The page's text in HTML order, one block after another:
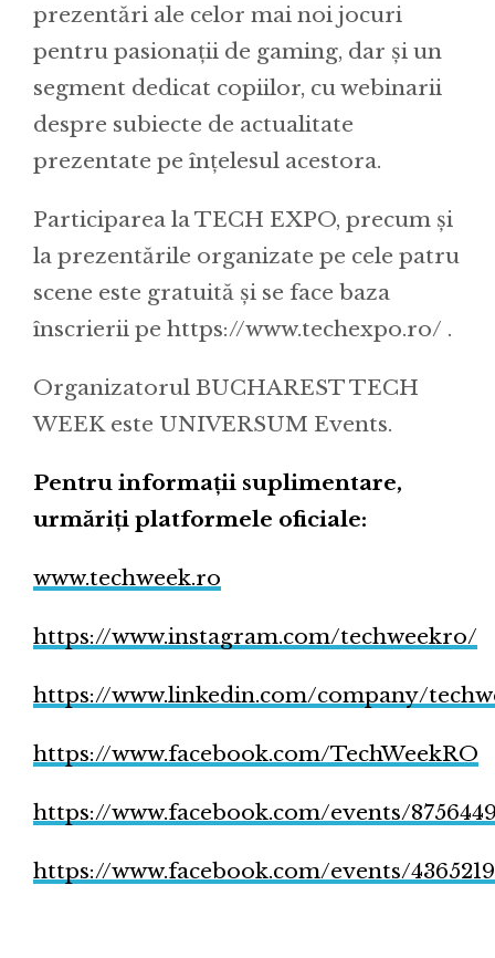
prezentări ale celor mai noi jocuri
pentru pasionații de gaming, dar și un
segment dedicat copiilor, cu webinarii
despre subiecte de actualitate
prezentate pe înțelesul acestora.
Participarea la TECH EXPO, precum și
la prezentările organizate pe cele patru
scene este gratuită și se face baza
înscrierii pe https://www.techexpo.ro/ .
Organizatorul BUCHAREST TECH
WEEK este UNIVERSUM Events.
Pentru informații suplimentare,
urmăriți platformele oficiale:
www.techweek.ro
https://www.instagram.com/techweekro/
https://www.linkedin.com/company/
https://www.facebook.com/TechWeekRO
https://www.facebook.com/events/
https://www.facebook.com/events/